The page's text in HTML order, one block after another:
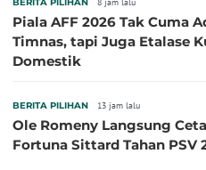
Piala AFF 2026 Tak Cuma
Timnas, tapi Juga Etalase
Domestik
BERITA PILIHAN 13 jam lalu
Ole Romeny Langsung
Fortuna Sittard Tahan PSV